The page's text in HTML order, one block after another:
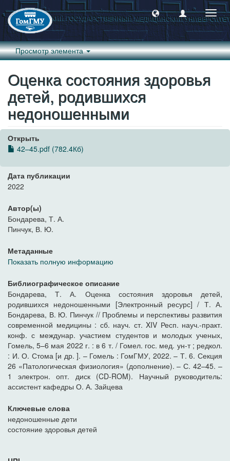
Просмотр элемента
Оценка состояния здоровья
детей, родившихся
недоношенными
Открыть
42–45.pdf (782.4Кб)
Дата публикации
2022
Автор(ы)
Бондарева, Т. А.
Пинчук, В. Ю.
Метаданные
Показать полную информацию
Библиографическое описание
Бондарева, Т. А. Оценка состояния здоровья детей,
родившихся недоношенными [Электронный ресурс] / Т. А.
Бондарева, В. Ю. Пинчук // Проблемы и перспективы развития
современной медицины : сб. науч. ст. XIV Респ. науч.-практ.
конф. с междунар. участием студентов и молодых ученых,
Гомель, 5–6 мая 2022 г. : в 6 т. / Гомел. гос. мед. ун-т ; редкол.
: И. О. Стома [и др. ]. – Гомель : ГомГМУ, 2022. – Т. 6. Секция
26 «Патологическая физиология» (дополнение). – С. 42–45. –
1 электрон. опт. диск (CD-ROM). Научный руководитель:
ассистент кафедры О. А. Зайцева
Ключевые слова
недоношенные дети
состояние здоровья детей